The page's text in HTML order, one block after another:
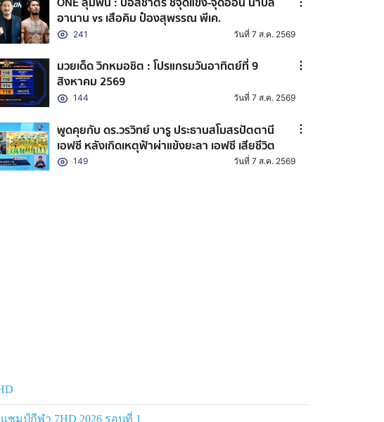
อานาน vs เสือคิม ป๋องสุพรรณ พีเค.
241 วันที่ 7 ส.ค. 2569
มวยเด็ด วิกหมอชิต : โปรแกรมวันอาทิตย์ที่ 9
สิงหาคม 2569
144 วันที่ 7 ส.ค. 2569
พูดคุยกับ ดร.วรวิทย์ บารู ประธานสโมสรปัตตานี
เอฟซี หลังเกิดเหตุฟ้าผ่าแข้งยะลา เอฟซี เสียชีวิต
149 วันที่ 7 ส.ค. 2569
มป์กีฬา 7HD 2026 รอบที่ 1